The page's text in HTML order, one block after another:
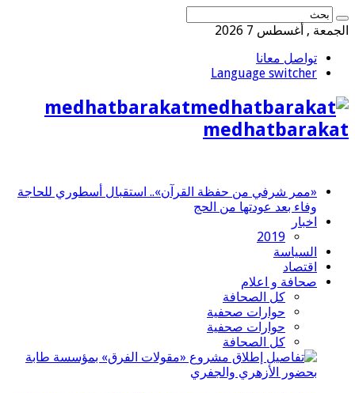
الجمعة , أغسطس 7 2026
تواصل معانا
Language switcher
medhatbarakat
medhatbarakat
«ممر شرفي من حفظة القرآن».. استقبال أسطوري للحاجة
وفاء بعد عودتها من الحج
اخبار
2019
السياسة
اقتصاد
صحافة و اعلام
كل الصحافة
حوارات صحفية
حوارات صحفية
كل الصحافة